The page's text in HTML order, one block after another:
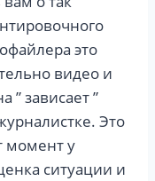
это
видео и
” зависает ”
Это
момент у
ситуации и